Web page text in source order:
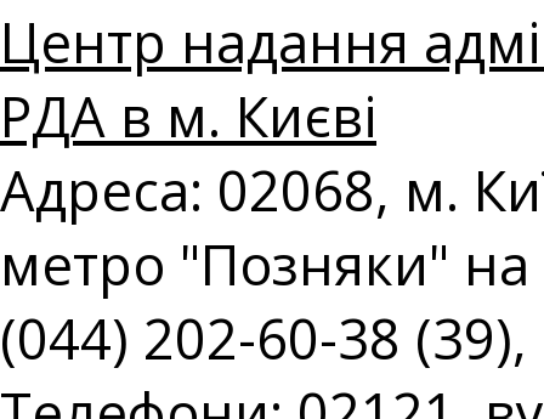
Центр надання
РДА в м. Києві
Адреса: 02068, м.
метро "Позняки"
(044) 202-60-38